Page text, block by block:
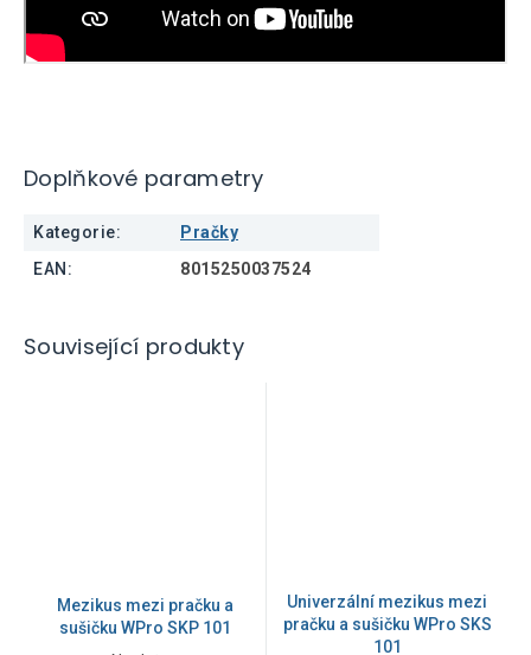
Doplňkové parametry
Kategorie:
Pračky
EAN: 8015250037524
Související produkty
Mezikus mezi pračku a
sušičku WPro SKP 101
Univerzální mezikus mezi
pračku a sušičku WPro SKS
101